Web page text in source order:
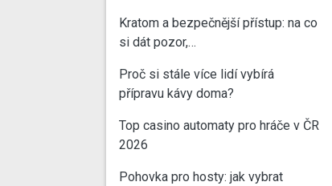
Kratom a bezpečnější přístup: na co
si dát pozor,…
Proč si stále více lidí vybírá
přípravu kávy doma?
Top casino automaty pro hráče v ČR
2026
Pohovka pro hosty: jak vybrat